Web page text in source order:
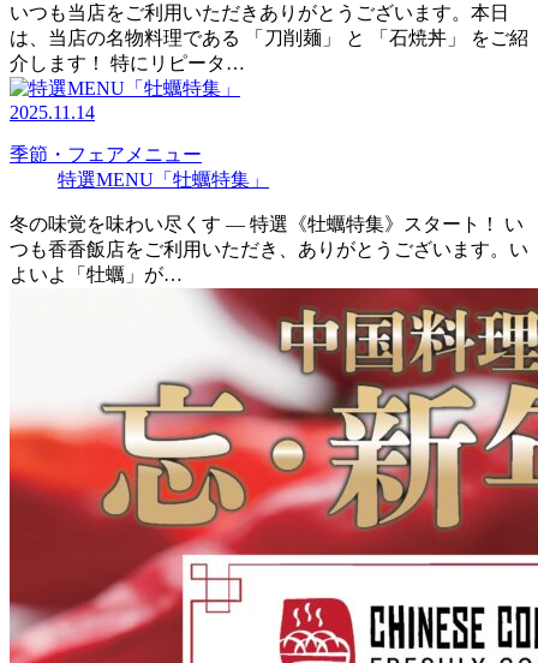
いつも当店をご利用いただきありがとうございます。本日
は、当店の名物料理である 「刀削麺」 と 「石焼丼」 をご紹
介します！ 特にリピータ…
2025.11.14
季節・フェアメニュー
特選MENU「牡蠣特集」
冬の味覚を味わい尽くす ― 特選《牡蠣特集》スタート！ い
つも香香飯店をご利用いただき、ありがとうございます。い
よいよ「牡蠣」が…